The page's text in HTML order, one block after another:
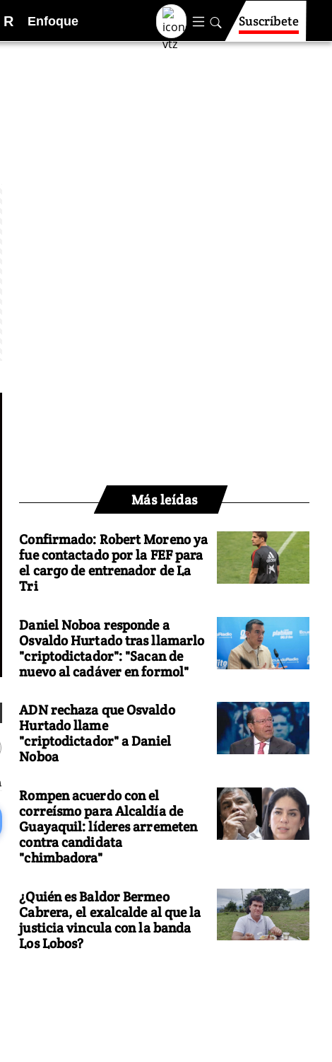
R Enfoque Suscríbete
Más leídas
Confirmado: Robert Moreno ya
fue contactado por la FEF para
el cargo de entrenador de La
Tri
Daniel Noboa responde a
Osvaldo Hurtado tras llamarlo
"criptodictador": "Sacan de
nuevo al cadáver en formol"
ADN rechaza que Osvaldo
Hurtado llame
"criptodictador" a Daniel
Noboa
Rompen acuerdo con el
correísmo para Alcaldía de
Guayaquil: líderes arremeten
contra candidata
"chimbadora"
¿Quién es Baldor Bermeo
Cabrera, el exalcalde al que la
justicia vincula con la banda
Los Lobos?